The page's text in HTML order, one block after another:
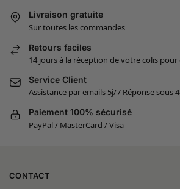
Livraison gratuite
Sur toutes les commandes
Retours faciles
14 jours à la réception de votre colis
Service Client
Assistance par emails 5j/7 Réponse sous
Paiement 100% sécurisé
PayPal / MasterCard / Visa
CONTACT